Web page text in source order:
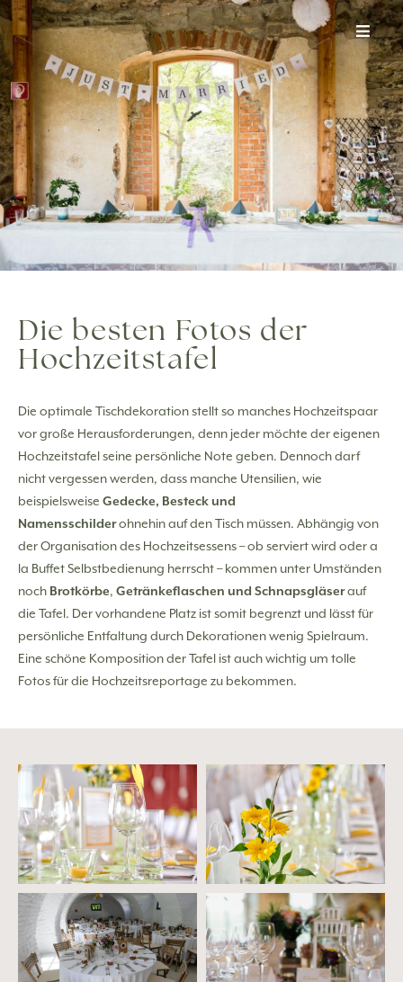
Zum
Inhalt
springen
Die besten Fotos der
Hochzeitstafel
Die optimale Tischdekoration stellt so manches Hochzeitspaar
vor große Herausforderungen, denn jeder möchte der eigenen
Hochzeitstafel seine persönliche Note geben. Dennoch darf
nicht vergessen werden, dass manche Utensilien, wie
beispielsweise Gedecke, Besteck und
Namensschilderohnehin auf den Tisch müssen. Abhängig von
der Organisation des Hochzeitsessens – ob serviert wird oder a
la Buffet Selbstbedienung herrscht – kommen unter Umständen
noch Brotkörbe, Getränkeflaschen und Schnapsgläserauf
die Tafel. Der vorhandene Platz ist somit begrenzt und lässt für
persönliche Entfaltung durch Dekorationen wenig Spielraum.
Eine schöne Komposition der Tafel ist auch wichtig um tolle
Fotos für die Hochzeitsreportage zu bekommen.